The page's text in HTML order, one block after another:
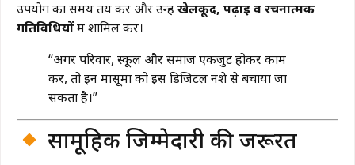
उपयोग का समय तय करें और उन्हेंखेलकूद, पढ़ाई व रचनात्मक
गतिविधियोंमें शामिल करें।
“अगर परिवार, स्कूल और समाज एकजुट होकर काम
करें, तो इन मासूमों को इस डिजिटल नशे से बचाया जा
सकता है।”
सामूहिक जिम्मेदारी की जरूरत